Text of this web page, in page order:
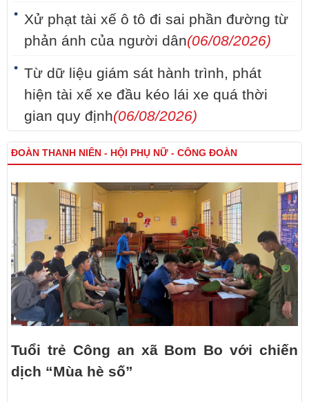
Xử phạt tài xế ô tô đi sai phần đường từ
phản ánh của người dân(06/08/2026)
Từ dữ liệu giám sát hành trình, phát
hiện tài xế xe đầu kéo lái xe quá thời
gian quy định(06/08/2026)
ĐOÀN THANH NIÊN - HỘI PHỤ NỮ - CÔNG ĐOÀN
Tuổi trẻ Công an xã Bom Bo với chiến
dịch “Mùa hè số”